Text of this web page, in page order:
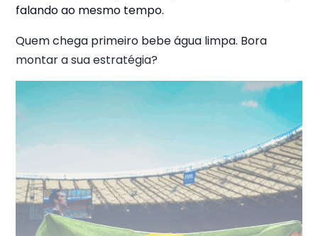
falando ao mesmo tempo.
Quem chega primeiro bebe água limpa. Bora
montar a sua estratégia?